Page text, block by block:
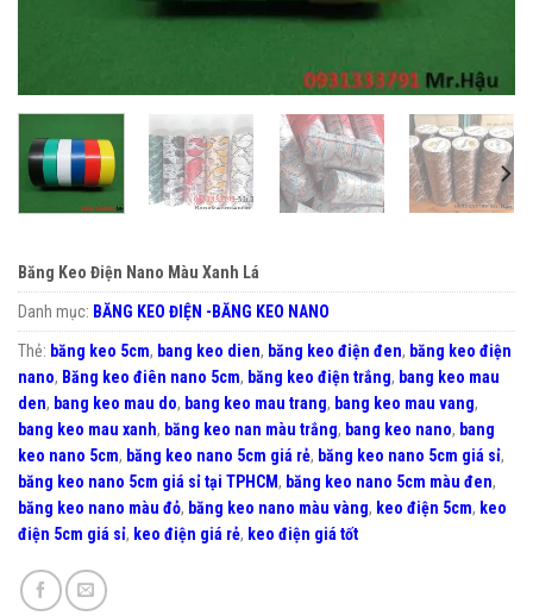
Băng Keo Điện Nano Màu Xanh Lá
Danh mục: BĂNG KEO ĐIỆN -BĂNG KEO NANO
Thẻ: băng keo 5cm, bang keo dien, băng keo điện đen, băng keo điện
nano, Băng keo điên nano 5cm, băng keo điện trắng, bang keo mau
den, bang keo mau do, bang keo mau trang, bang keo mau vang,
bang keo mau xanh, băng keo nan màu trắng, bang keo nano, bang
keo nano 5cm, băng keo nano 5cm giá rẻ, băng keo nano 5cm giá sỉ,
băng keo nano 5cm giá sỉ tại TPHCM, băng keo nano 5cm màu đen,
băng keo nano màu đỏ, băng keo nano màu vàng, keo điện 5cm, keo
điện 5cm giá sỉ, keo điện giá rẻ, keo điện giá tốt